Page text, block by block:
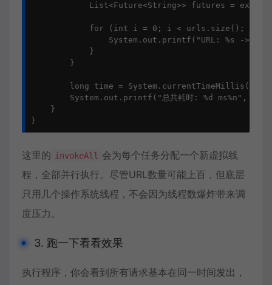
List<Future<String>> futures =
for (int i = 0; i < urls.size(); i++)
System.out.printf("URL: %s ->
            }
        }
long time = System.currentTimeMillis() -
System.out.printf("总共耗时: %d ms%n",
    }
}
这里的 invokeAll
会为每个任务分配一个新虚拟线
程，全部并行执行。尽管URL数量可能上百，但底层
只用几个操作系统线程，不会因为线程数爆炸带来调
度压力。
3. 跑一下看看效果
执行程序，你会看到所有请求基本在同一时间发出，